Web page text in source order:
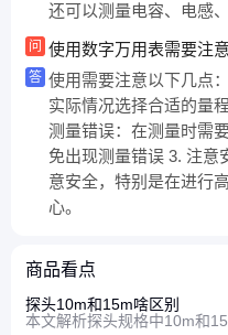
还可以测量电容、电感
问 使用数字万用表需要注意
答 使用需要注意以下几点
实际情况选择合适的量
测量错误：在测量时需
免出现测量错误 3. 注意
意安全，特别是在进行
心。
商品看点
探头10m和15m啥区别
本文解析探头规格中10m和